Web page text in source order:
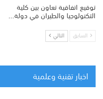
توقيع اتفاقية تعاون بين كلية
التكنولوجيا والطيران في دولة…
السابق التالي
اخبار تقنية وعلمية